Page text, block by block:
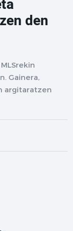
den
Gainera,
argitaratzen